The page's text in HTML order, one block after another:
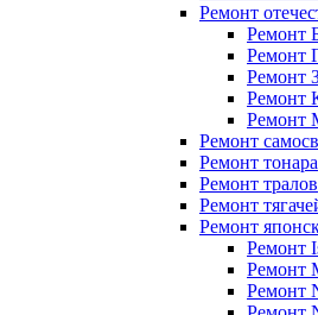
Ремонт
Ремонт
Ремонт
Ремонт
Ремонт
Ремонт
Ремонт тонара
Ремонт тралов
Ремонт
Ремонт
Ремонт
Ремонт
Ремонт